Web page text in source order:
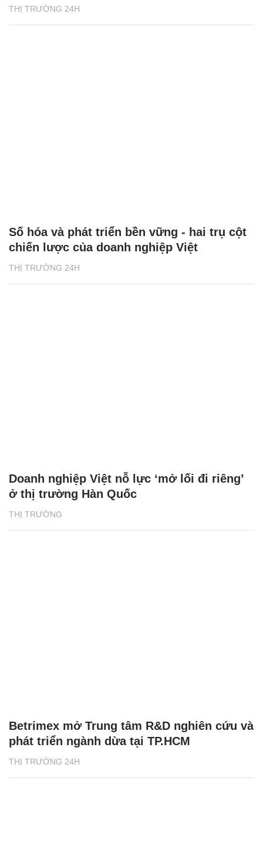
THỊ TRƯỜNG 24H
THỊ TRƯỜNG 24H
Số hóa và phát triển bền vững - hai trụ cột
chiến lược của doanh nghiệp Việt
THỊ TRƯỜNG
Doanh nghiệp Việt nỗ lực ‘mở lối đi riêng’
ở thị trường Hàn Quốc
THỊ TRƯỜNG 24H
Betrimex mở Trung tâm R&D nghiên cứu và
phát triển ngành dừa tại TP.HCM